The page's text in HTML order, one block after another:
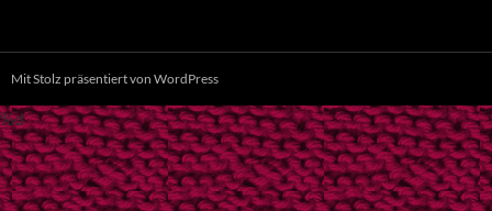
Mit Stolz präsentiert von WordPress
%d